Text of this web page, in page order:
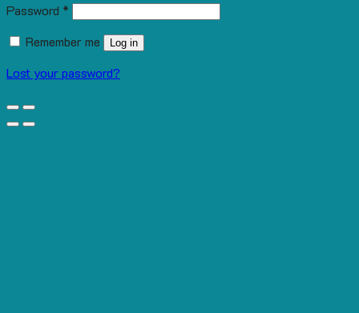
Password *
Remember me
Log in
Lost your password?